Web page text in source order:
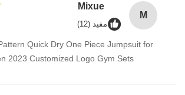
M
Mixue
مفید (12)
Quick Dry One Piece Jumpsuit for
2023 Customized Logo Gym Sets